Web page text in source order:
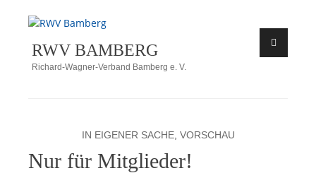
Zum
springen
RWV BAMBERG
Richard-Wagner-Verband Bamberg e. V.
IN EIGENER SACHE, VORSCHAU
Nur für Mitglieder!